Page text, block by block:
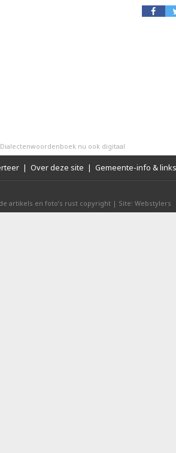
Dialectenwoordenboek nu ook digitaal
| Over deze site | Gemeente-info & links
artikels en foto’s rust copyright | Site: Webstylers